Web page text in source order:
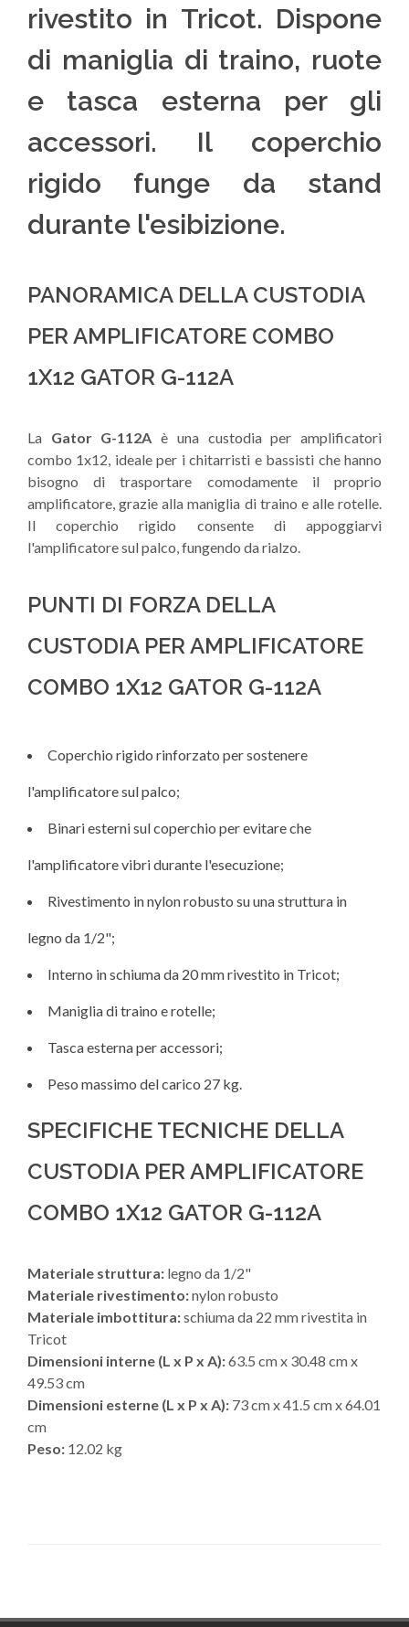
rivestito in Tricot. Dispone
di maniglia di traino, ruote
e tasca esterna per gli
accessori. Il coperchio
rigido funge da stand
durante l'esibizione.
PANORAMICA DELLA CUSTODIA
PER AMPLIFICATORE COMBO
1X12 GATOR G-112A
La Gator G-112A è una custodia per amplificatori
combo 1x12, ideale per i chitarristi e bassisti che hanno
bisogno di trasportare comodamente il proprio
amplificatore, grazie alla maniglia di traino e alle rotelle.
Il coperchio rigido consente di appoggiarvi
l'amplificatore sul palco, fungendo da rialzo.
PUNTI DI FORZA DELLA
CUSTODIA PER AMPLIFICATORE
COMBO 1X12 GATOR G-112A
Coperchio rigido rinforzato per sostenere
l'amplificatore sul palco;
Binari esterni sul coperchio per evitare che
l'amplificatore vibri durante l'esecuzione;
Rivestimento in nylon robusto su una struttura in
legno da 1/2";
Interno in schiuma da 20 mm rivestito in Tricot;
Maniglia di traino e rotelle;
Tasca esterna per accessori;
Peso massimo del carico 27 kg.
SPECIFICHE TECNICHE DELLA
CUSTODIA PER AMPLIFICATORE
COMBO 1X12 GATOR G-112A
Materiale struttura: legno da 1/2"
Materiale rivestimento:nylon robusto
Materiale imbottitura:schiuma da 22 mm rivestita in
Tricot
Dimensioni interne (L x P x A):63.5 cm x 30.48 cm x
49.53 cm
Dimensioni esterne (L x P x A): 73 cm x 41.5 cm x 64.01
cm
Peso: 12.02 kg